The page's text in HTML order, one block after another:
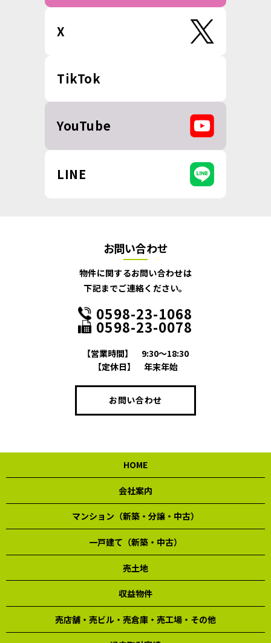
X
TikTok
YouTube
LINE
お問い合わせ
物件に関するお問い合わせは
下記までご連絡ください。
0598-23-1068
0598-23-0078
【営業時間】
9:30～18:30
【定休日】
年末年始
お問い合わせ
HOME
会社案内
マンション（新築・分譲・中古）
一戸建て（新築・中古）
売土地
収益物件
売店舗・売ビル・売倉庫・売工場・その他